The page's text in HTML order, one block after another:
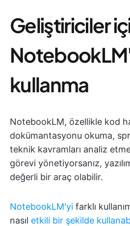
Geliştiriciler
kullanma
NotebookLM, özellikle kod
dokümantasyonu okuma,
teknik kavramları analiz
görevi yönetiyorsanız,
değerli bir araç olabilir.
NotebookLM'yi farklı
nasıl etkili bir şekilde